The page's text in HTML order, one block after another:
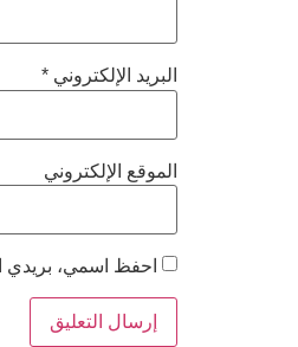
البريد الإلكتروني *
الموقع الإلكتروني
احفظ اسمي، بريدي